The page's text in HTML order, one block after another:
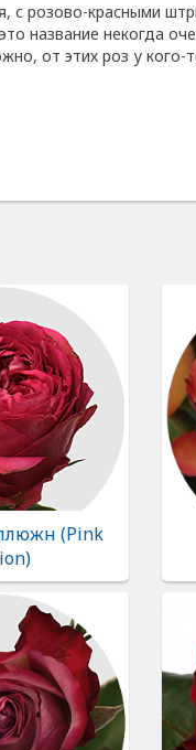
с розово-красными
название некогда
от этих роз у кого-
(Pink